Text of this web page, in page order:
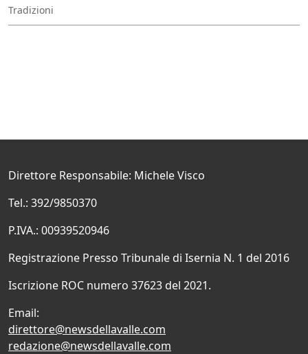
Tradizioni
Direttore Responsabile: Michele Visco
Tel.: 392/9850370
P.IVA.: 00939520946
Registrazione Presso Tribunale di Isernia N. 1 del 2016
Iscrizione ROC numero 37623 del 2021.
Email:
direttore@newsdellavalle.com
redazione@newsdellavalle.com